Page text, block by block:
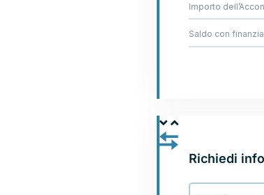
Importo
Saldo con
Richiedi
Permuta